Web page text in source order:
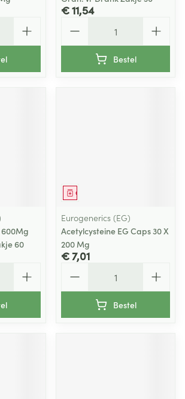
€ 11,54
Bestel
60
Geneesmiddel
Eurogenerics (EG)
Acetylcysteine EG Caps 30 X
200 Mg
€ 7,01
Bestel